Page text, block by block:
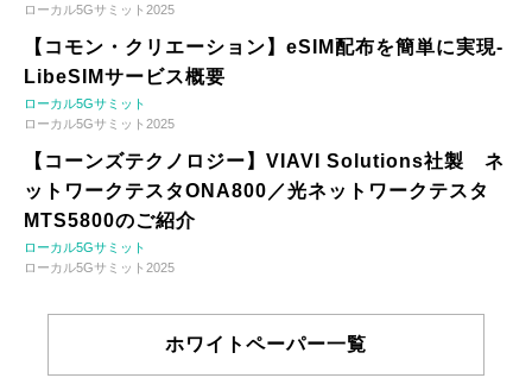
ローカル5Gサミット2025
【コモン・クリエーション】eSIM配布を簡単に実現-
LibeSIMサービス概要
ローカル5Gサミット
ローカル5Gサミット2025
【コーンズテクノロジー】VIAVI Solutions社製 ネ
ットワークテスタONA800／光ネットワークテスタ
MTS5800のご紹介
ローカル5Gサミット
ローカル5Gサミット2025
ホワイトペーパー一覧